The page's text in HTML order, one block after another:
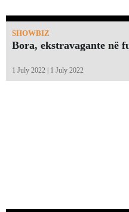
SHOWBIZ
Bora, ekstravagante në
1 July 2022 | 1 July 2022